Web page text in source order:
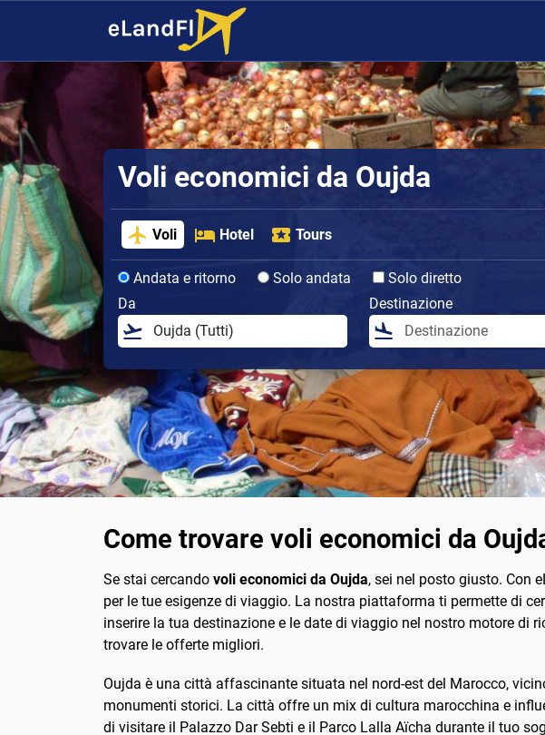
Voli economici da Oujda
Voli Hotel Tours
Andata e ritorno Solo andata
Solo diretto
Da
Destinazione
Come trovare voli economici da
Se stai cercando voli economici da Oujda, sei nel posto giusto. Con
per le tue esigenze di viaggio. La nostra piattaforma ti permette di
inserire la tua destinazione e le date di viaggio nel nostro motore di
trovare le offerte migliori.
Oujda è una città affascinante situata nel nord-est del Marocco,
monumenti storici. La città offre un mix di cultura marocchina e
di visitare il Palazzo Dar Sebti e il Parco Lalla Aïcha durante il tuo